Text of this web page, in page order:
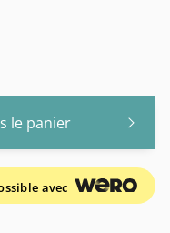
le panier
avec